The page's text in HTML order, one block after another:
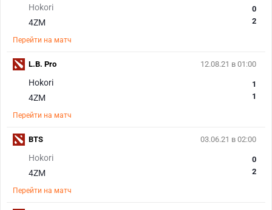
Hokori
4ZM
0
2
Перейти на матч
12.08.21 в 01:00
Hokori
4ZM
1
1
Перейти на матч
L.B. Pro
03.06.21 в 02:00
Hokori
4ZM
0
2
Перейти на матч
BTS